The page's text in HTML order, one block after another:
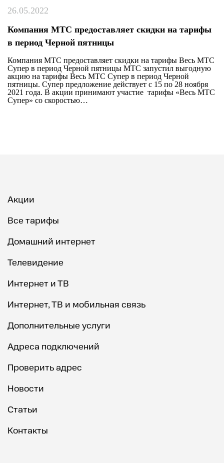
26.05.2022
Компания МТС предоставляет скидки на тарифы
в период Черной пятницы
Компания МТС предоставляет скидки на тарифы Весь МТС
Супер в период Черной пятницы МТС запустил выгодную
акцию на тарифы Весь МТС Супер в период Черной
пятницы. Супер предложение действует с 15 по 28 ноября
2021 года. В акции принимают участие тарифы «Весь МТС
Супер» со скоростью…
Акции
Все тарифы
Домашний интернет
Телевидение
Интернет и ТВ
Интернет, ТВ и мобильная связь
Дополнительные услуги
Адреса подключений
Проверить адрес
Новости
Статьи
Контакты